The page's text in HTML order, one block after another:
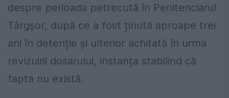
despre perioada petrecută în Penitenciarul
Târgșor, după ce a fost ținută aproape trei
ani în detenție și ulterior achitată în urma
revizuirii dosarului, instanța stabilind că
fapta nu există.